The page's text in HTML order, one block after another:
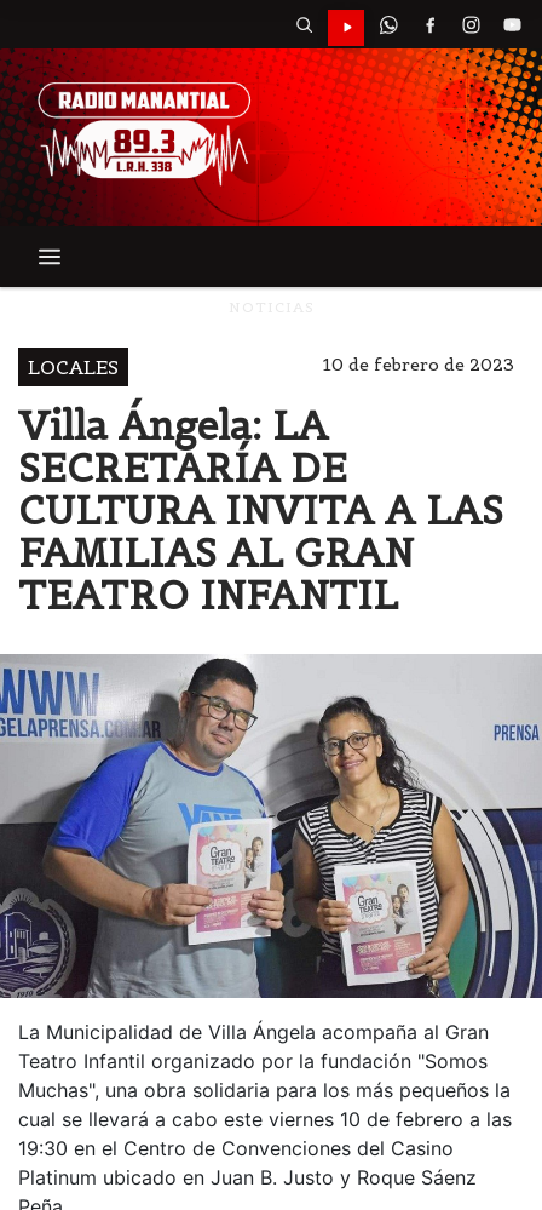
LOCALES 10 de febrero de 2023
Villa Ángela: LA
SECRETARÍA DE
CULTURA INVITA A LAS
FAMILIAS AL GRAN
TEATRO INFANTIL
La Municipalidad de Villa Ángela acompaña al Gran
Teatro Infantil organizado por la fundación "Somos
Muchas", una obra solidaria para los más pequeños la
cual se llevará a cabo este viernes 10 de febrero a las
19:30 en el Centro de Convenciones del Casino
Platinum ubicado en Juan B. Justo y Roque Sáenz